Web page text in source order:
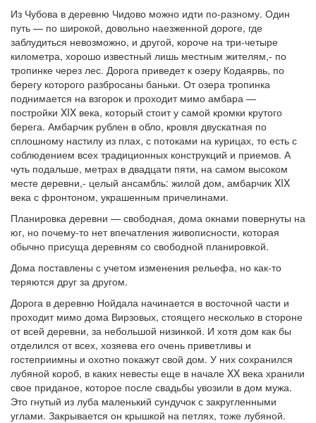
Из Чубова в деревню Чидово можно идти по-разному. Один
путь — по широкой, довольно наезженной дороге, где
заблудиться невозможно, и другой, короче на три-четыре
километра, хорошо известный лишь местным жителям,- по
тропинке через лес. Дорога приведет к озеру Кодаярвь, по
берегу которого разбросаны баньки. От озера тропинка
поднимается на взгорок и проходит мимо амбара —
постройки XIX века, который стоит у самой кромки крутого
берега. Амбарчик рублен в обло, кровля двускатная по
сплошному настилу из плах, с потоками на курицах, то есть с
соблюдением всех традиционных конструкций и приемов. А
чуть подальше, метрах в двадцати пяти, на самом высоком
месте деревни,- целый ансамбль: жилой дом, амбарчик XIX
века с фронтоном, украшенным причелинами.
Планировка деревни — свободная, дома окнами повернуты на
юг, но почему-то нет впечатления живописности, которая
обычно присуща деревням со свободной планировкой.
Дома поставлены с учетом изменения рельефа, но как-то
теряются друг за другом.
Дорога в деревню Нойдала начинается в восточной части и
проходит мимо дома Вирзовых, стоящего несколько в стороне
от всей деревни, за небольшой низинкой. И хотя дом как бы
отделился от всех, хозяева его очень приветливы и
гостеприимны и охотно покажут свой дом. У них сохранился
лубяной короб, в каких невесты еще в начале XX века хранили
свое приданое, которое после свадьбы увозили в дом мужа.
Это гнутый из луба маленький сундучок с закругленными
углами. Закрывается он крышкой на петлях, тоже лубяной.